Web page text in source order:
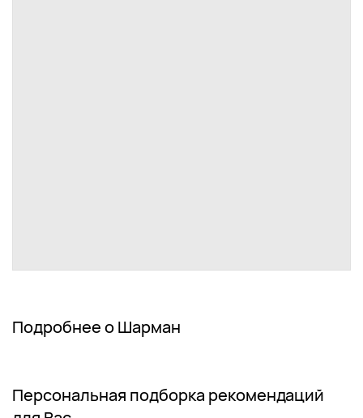
Подробнее о Шарман
Персональная подборка рекомендаций